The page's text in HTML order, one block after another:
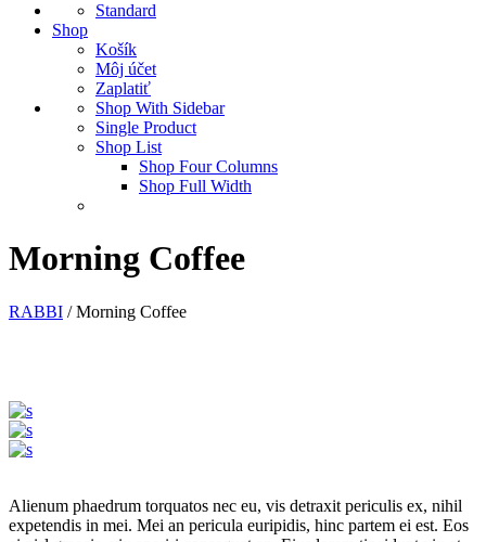
Standard
Shop
Košík
Môj účet
Zaplatiť
Shop With Sidebar
Single Product
Shop List
Shop Four Columns
Shop Full Width
Morning Coffee
RABBI /Morning Coffee
Alienum phaedrum torquatos nec eu, vis detraxit periculis ex, nihil
expetendis in mei. Mei an pericula euripidis, hinc partem ei est. Eos